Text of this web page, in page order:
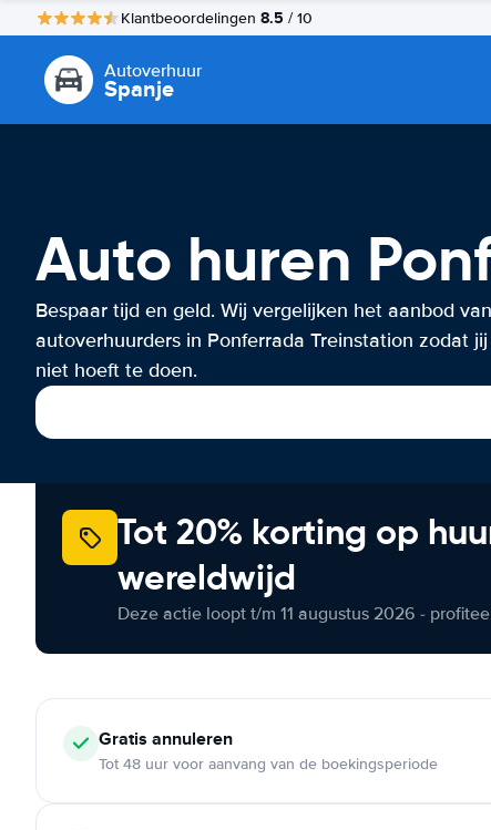
Klantbeoordelingen 8.5 / 10
Autoverhuur
Spanje
Auto huren
Bespaar tijd en geld. Wij vergelijken het aanbod van
autoverhuurders in Ponferrada Treinstation zodat
niet hoeft te doen.
Tot 20% korting op
wereldwijd
Deze actie loopt t/m 11 augustus 2026 -
Gratis annuleren
Tot 48 uur voor aanvang van de boekingsperiode